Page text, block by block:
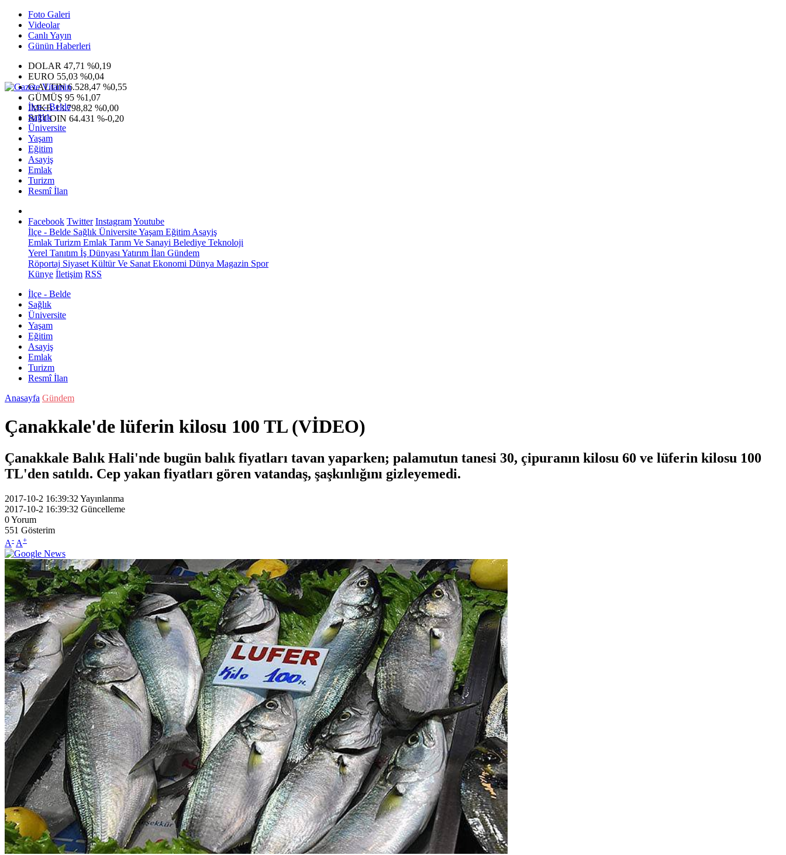
Foto Galeri
Videolar
Canlı Yayın
Günün Haberleri
DOLAR 47,71 %0,19
EURO 55,03 %0,04
G.ALTIN6.528,47 %0,55
GÜMÜŞ 95 %1,07
IMKB13.798,82 %0,00
BITCOIN 64.431 %-0,20
İlçe - Belde
Sağlık
Üniversite
Yaşam
Eğitim
Asayiş
Emlak
Turizm
Resmî İlan
Facebook Twitter InstagramYoutube
İlçe - Belde Sağlık ÜniversiteYaşam Eğitim Asayiş
Emlak Turizm Emlak Tarım Ve Sanayi Belediye Teknoloji
Yerel Tanıtım İş Dünyası Yatırım İlan Gündem
Röportaj Siyaset Kültür Ve Sanat Ekonomi Dünya Magazin Spor
Künye İletişim RSS
İlçe - Belde
Sağlık
Üniversite
Yaşam
Eğitim
Asayiş
Emlak
Turizm
Resmî İlan
Anasayfa Gündem
Çanakkale'de lüferin kilosu 100 TL (VİDEO)
Çanakkale Balık Hali'nde bugün balık fiyatları tavan yaparken; palamutun tanesi 30, çipuranın kilosu 60 ve lüferin kilosu 100
TL'den satıldı. Cep yakan fiyatları gören vatandaş, şaşkınlığını gizleyemedi.
2017-10-2 16:39:32 Yayınlanma
2017-10-2 16:39:32 Güncelleme
0Yorum
551 Gösterim
A- A+